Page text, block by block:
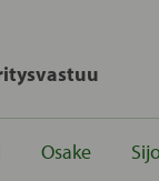
Osake